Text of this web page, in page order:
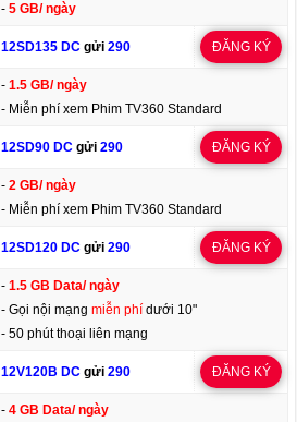
-5 GB/ ngày
12SD135 DCgửi 290 ĐĂNG KÝ
-1.5 GB/ ngày
- Miễn phí xem Phim TV360 Standard
12SD90 DCgửi 290 ĐĂNG KÝ
-2 GB/ ngày
- Miễn phí xem Phim TV360 Standard
12SD120 DCgửi 290 ĐĂNG KÝ
-1.5 GB Data/ ngày
- Gọi nội mạngmiễn phídưới 10"
- 50 phút thoại liên mạng
12V120B DCgửi 290 ĐĂNG KÝ
-4 GB Data/ ngày